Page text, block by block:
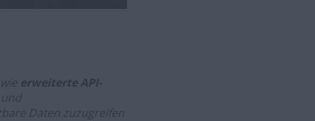
erweiterte API-
Daten zuzugreifen